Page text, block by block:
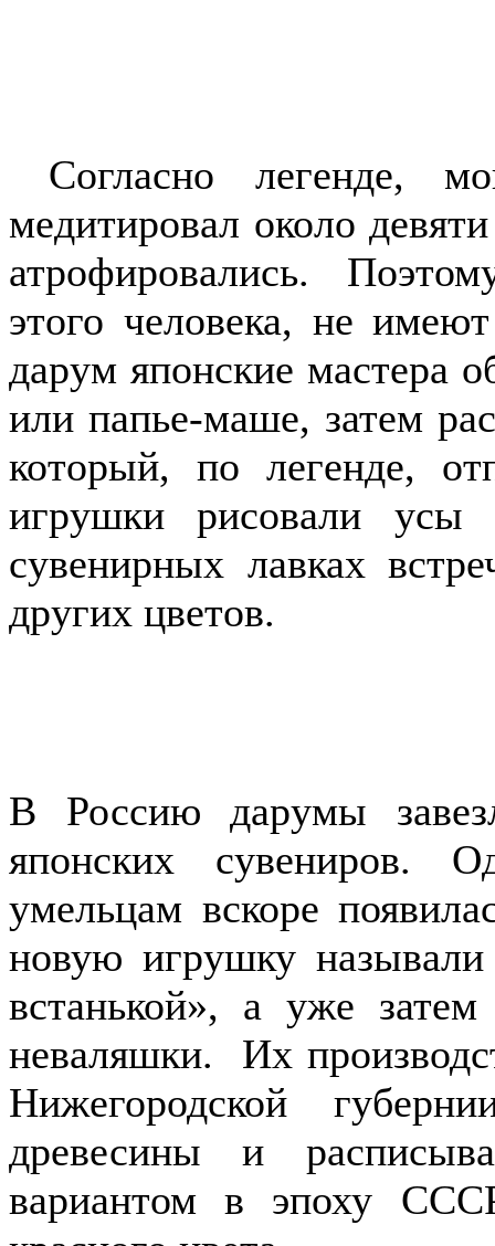
Согласно легенде,
медитировал около
атрофировались.
этого человека, не
дарум японские мастера
или папье-маше, затем
который, по легенде,
игрушки рисовали
сувенирных лавках
других цветов.
В Россию дарумы
японских сувениров.
умельцам вскоре
новую игрушку
встанькой», а уже затем
неваляшки. Их
Нижегородской
древесины и
вариантом в эпоху